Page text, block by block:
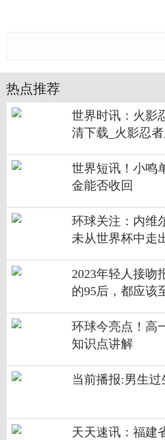
热点推荐
世界时讯：火影
清下载_火影忍
世界短讯！小鸣
金能否收回
环球关注：内维
未从世界杯中走
2023年轻人接吻
的95后，都应该
环球今亮点！高
知识点讲解
当前播报:男生
天天速讯：福建